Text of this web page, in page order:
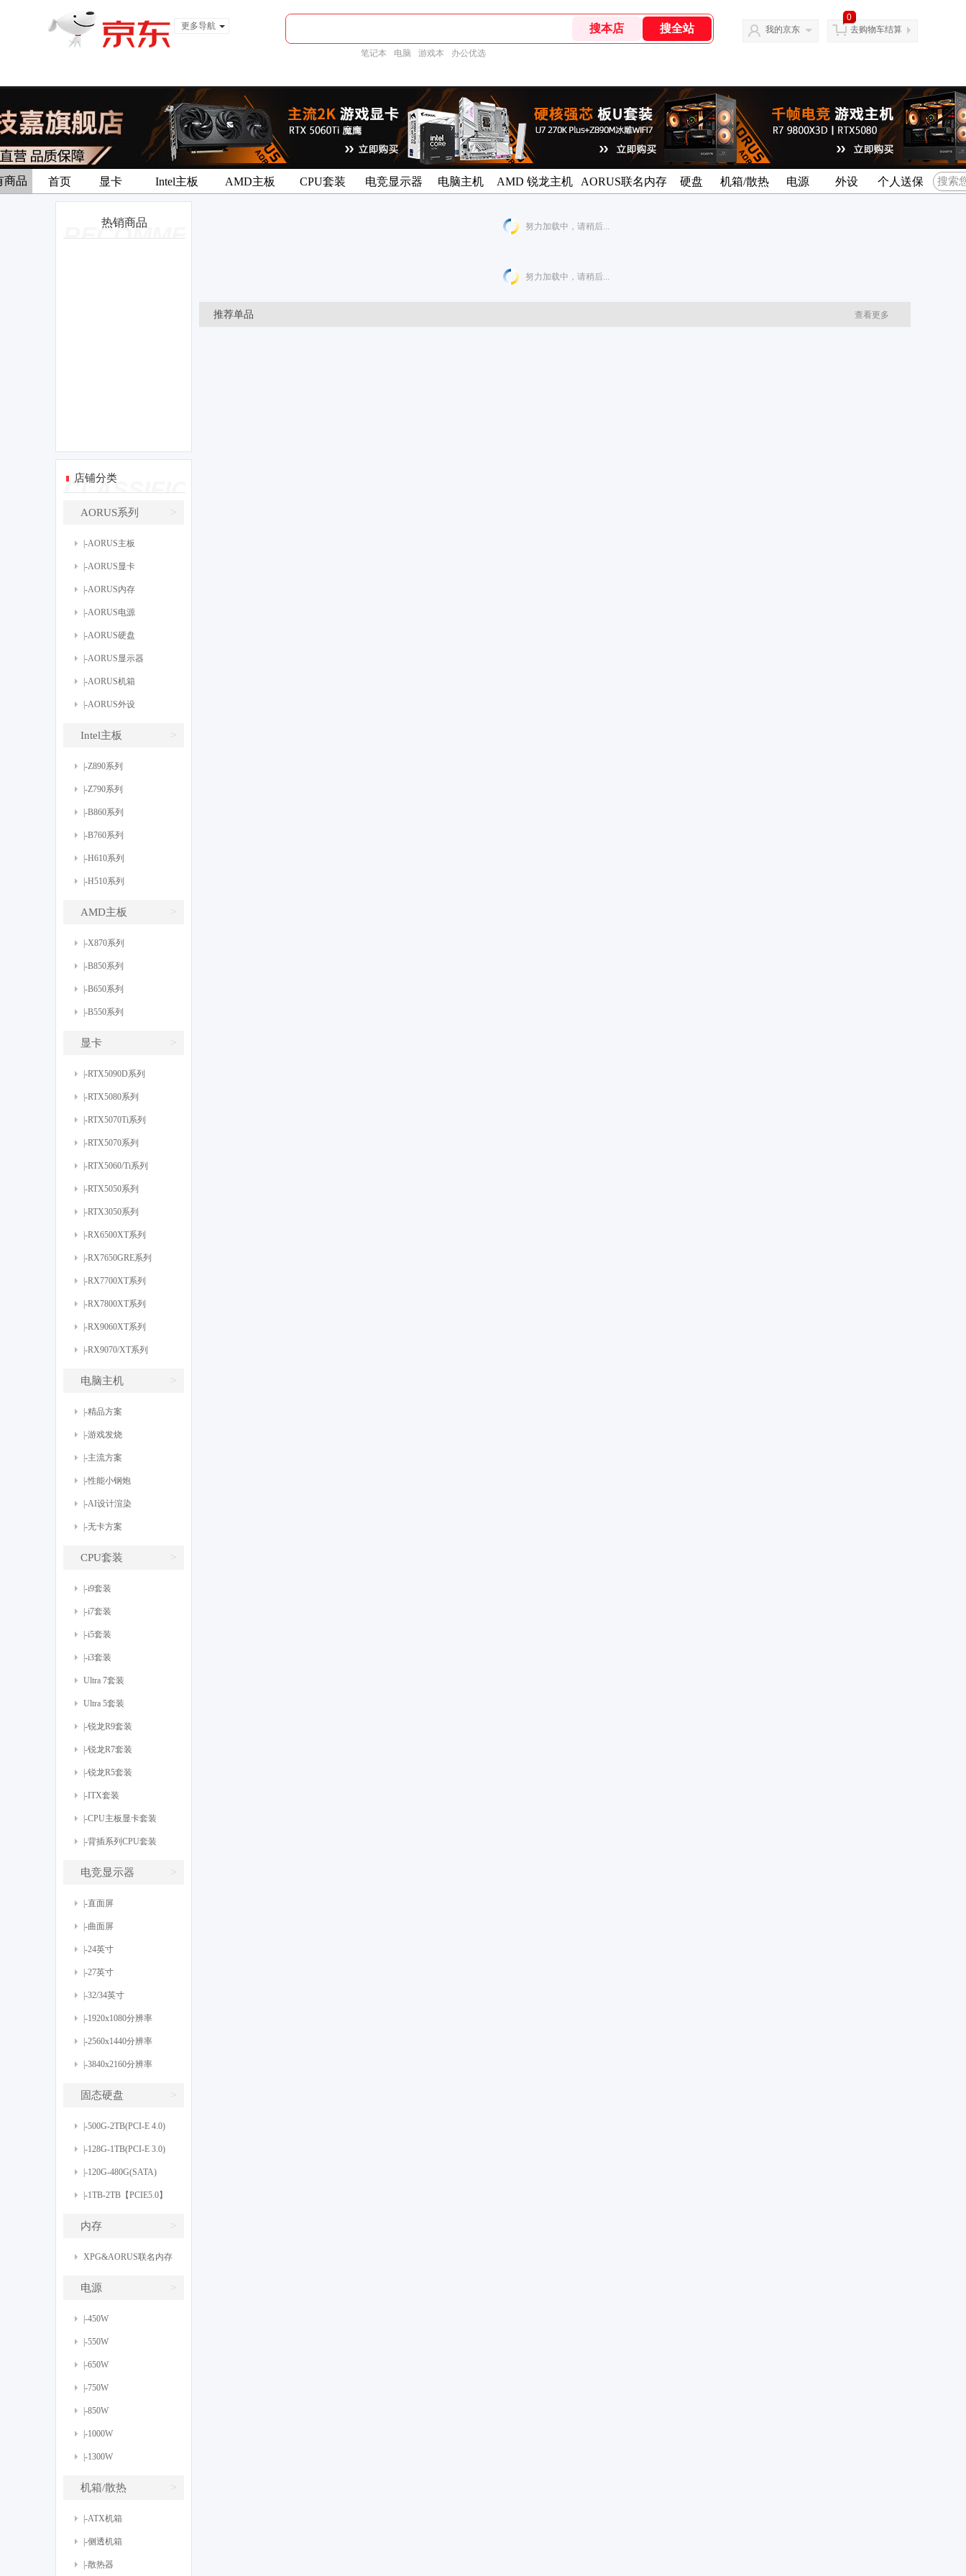
更多导航
笔记本 电脑 游戏本 办公优选
我的京东
0
去购物车结算
首页
商品 显卡 Intel主板 AMD主板 电竞显示器
CPU套装 电脑主机 硬盘 机箱/散热 电源 外设
AMD 锐龙主机 AORUS联名内存 个人送保
RECOMMEND
热销商品
CLASSIFICATE
店铺分类
AORUS系列 >
|-AORUS主板
|-AORUS显卡
|-AORUS内存
|-AORUS电源
|-AORUS硬盘
|-AORUS显示器
|-AORUS机箱
|-AORUS外设
Intel主板 >
|-Z890系列
|-Z790系列
|-B860系列
|-B760系列
|-H610系列
|-H510系列
AMD主板 >
|-X870系列
|-B850系列
|-B650系列
|-B550系列
显卡 >
|-RTX5090D系列
|-RTX5080系列
|-RTX5070Ti系列
|-RTX5070系列
|-RTX5060/Ti系列
|-RTX5050系列
|-RTX3050系列
|-RX6500XT系列
|-RX7650GRE系列
|-RX7700XT系列
|-RX7800XT系列
|-RX9060XT系列
|-RX9070/XT系列
电脑主机 >
|-精品方案
|-游戏发烧
|-主流方案
|-性能小钢炮
|-AI设计渲染
|-无卡方案
CPU套装 >
|-i9套装
|-i7套装
|-i5套装
|-i3套装
Ultra 7套装
Ultra 5套装
|-锐龙R9套装
|-锐龙R7套装
|-锐龙R5套装
|-ITX套装
|-CPU主板显卡套装
|-背插系列CPU套装
电竞显示器 >
|-直面屏
|-曲面屏
|-24英寸
|-27英寸
|-32/34英寸
|-1920x1080分辨率
|-2560x1440分辨率
|-3840x2160分辨率
固态硬盘 >
|-500G-2TB(PCI-E 4.0)
|-128G-1TB(PCI-E 3.0)
|-120G-480G(SATA)
|-1TB-2TB【PCIE5.0】
内存 >
XPG&AORUS联名内存
电源 >
|-450W
|-550W
|-650W
|-750W
|-850W
|-1000W
|-1300W
机箱/散热 >
|-ATX机箱
|-侧透机箱
|-散热器
努力加载中，请稍后...
努力加载中，请稍后...
查看更多
推荐单品